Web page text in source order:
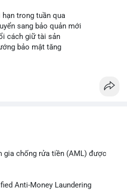
trong tuần qua
sang bảo quản mới
cách giữ tài sản
bảo mật tăng
gia chống rửa tiền (AML) được
Anti-Money Laundering